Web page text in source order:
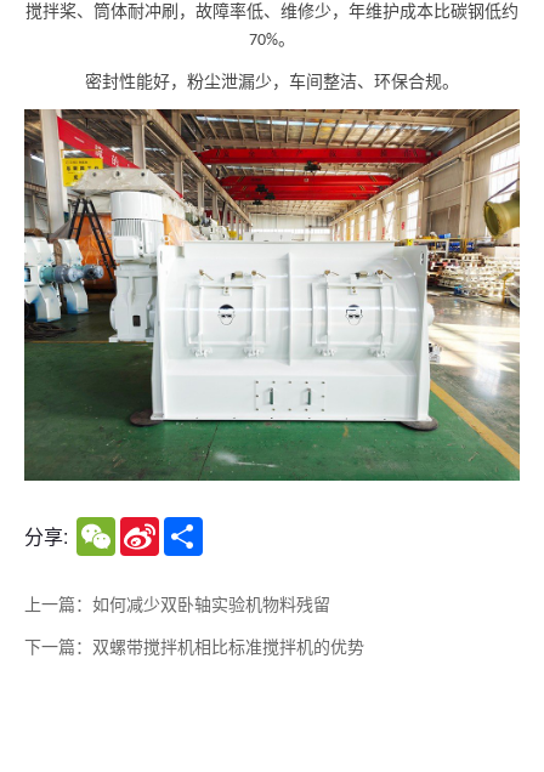
搅拌桨、 筒体耐冲刷，故障率低、维修少，年维护成本比碳钢低约
70%。
密封性能好，粉尘泄漏少，车间整洁、环保合规。
分享: WeChatSina
Weibo
上一篇：如何减少双卧轴实验机物料残留
下一篇：双螺带搅拌机相比标准搅拌机的优势